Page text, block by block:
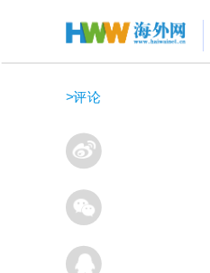
>评论